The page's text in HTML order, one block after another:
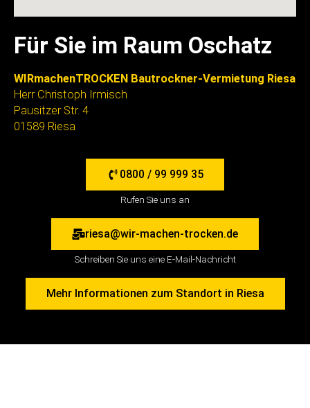
Für Sie im Raum Oschatz
WIRmachenTROCKEN Bautrockner-Vermietung Riesa
Herr Christoph Irmisch
Pausitzer Str. 4
01589 Riesa
0800 / 99 999 35
Rufen Sie uns an
riesa@wir-machen-trocken.de
Schreiben Sie uns eine E-Mail-Nachricht
Mehr Informationen zum Standort in Riesa